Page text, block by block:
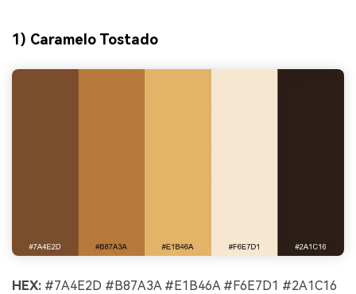
1) Caramelo Tostado
HEX: #7A4E2D #B87A3A #E1B46A #F6E7D1 #2A1C16